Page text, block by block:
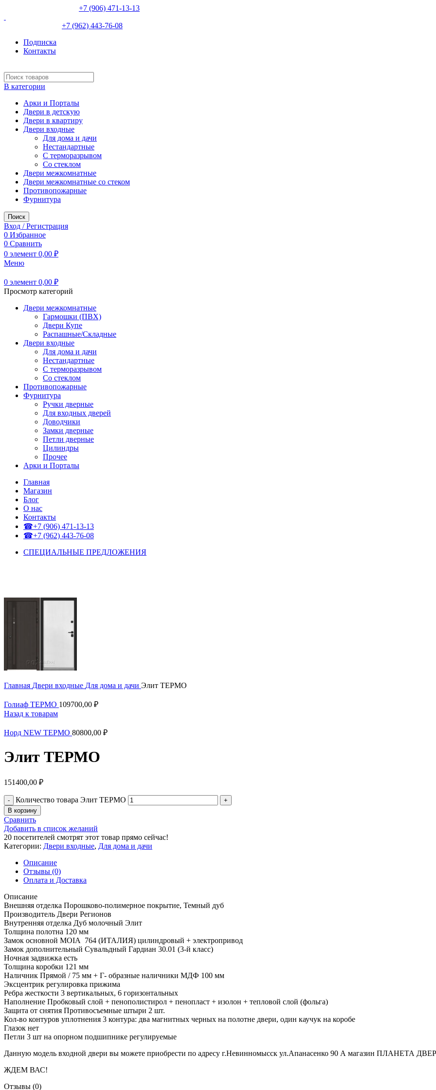
+7 (906) 471-13-13
+7 (962) 443-76-08
Подписка
Контакты
В категории
Арки и Порталы
Двери в детскую
Двери в квартиру
Двери входные
Для дома и дачи
Нестандартные
С терморазрывом
Со стеклом
Двери межкомнатные
Двери межкомнатные со стеком
Противопожарные
Фурнитура
Поиск
Вход / Регистрация
0 Избранное
0 Сравнить
0 элемент 0,00 ₽
Меню
0 элемент 0,00 ₽
Просмотр категорий
Двери межкомнатные
Гармошки (ПВХ)
Двери Купе
Распашные/Складные
Двери входные
Для дома и дачи
Нестандартные
С терморазрывом
Со стеклом
Противопожарные
Фурнитура
Ручки дверные
Для входных дверей
Доводчики
Замки дверные
Петли дверные
Цилиндры
Прочее
Арки и Порталы
Главная
Магазин
Блог
О нас
Контакты
☎+7 (906) 471-13-13
☎+7 (962) 443-76-08
СПЕЦИАЛЬНЫЕ ПРЕДЛОЖЕНИЯ
Главная Двери входные Для дома и дачи Элит ТЕРМО
Голиаф ТЕРМО 109700,00 ₽
Назад к товарам
Норд NEW ТЕРМО 80800,00 ₽
Элит ТЕРМО
151400,00 ₽
Количество товара Элит ТЕРМО
В корзину
Сравнить
Добавить в список желаний
20 посетителей смотрят этот товар прямо сейчас!
Категории: Двери входные, Для дома и дачи
Описание
Отзывы (0)
Оплата и Доставка
Описание
Внешняя отделка Порошково-полимерное покрытие, Темный дуб
Производитель Двери Регионов
Внутренняя отделка Дуб молочный Элит
Толщина полотна 120 мм
Замок основной MOIA 764 (ИТАЛИЯ) цилиндровый + электропривод
Замок дополнительный Сувальдный Гардиан 30.01 (3-й класс)
Ночная задвижка есть
Толщина коробки 121 мм
Наличник Прямой / 75 мм + Г- образные наличники МДФ 100 мм
Эксцентрик регулировка прижима
Ребра жесткости 3 вертикальных, 6 горизонтальных
Наполнение Пробковый слой + пенополистирол + пенопласт + изолон + тепловой слой (фольга)
Защита от снятия Противосъемные штыри 2 шт.
Кол-во контуров уплотнения 3 контура: два магнитных черных на полотне двери, один каучук на коробе
Глазок нет
Петли 3 шт на опорном подшипнике регулируемые
Данную модель входной двери вы можете приобрести по адресу г.Невинномысск ул.Апанасенко 90 А магазин ПЛАНЕТА
ЖДЕМ ВАС!
Отзывы (0)